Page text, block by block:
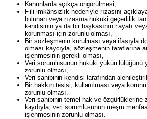
Kanunlarda açıkça öngörülmesi,
Fiili imkânsızlık nedeniyle rızasını
bulunan veya rızasına hukuki geçerlilik
kendisinin ya da bir başkasının hayatı
korunması için zorunlu olması,
Bir sözleşmenin kurulması veya ifasıyla
olması kaydıyla, sözleşmenin taraflarına
işlenmesinin gerekli olması,
Veri sorumlusunun hukuki yükümlülüğünü
zorunlu olması,
Veri sahibinin kendisi tarafından
Bir hakkın tesisi, kullanılması veya
zorunlu olması,
Veri sahibinin temel hak ve özgürlüklerine
kaydıyla, veri sorumlusunun meşru
işlenmesinin zorunlu olması.